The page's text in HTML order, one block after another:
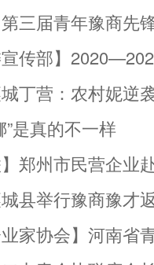
第三届青年豫商先
宣传部】
城丁营：农村妮
”是真的不一样
】郑州市民营企业
城县举行豫商豫
业家协会】河南